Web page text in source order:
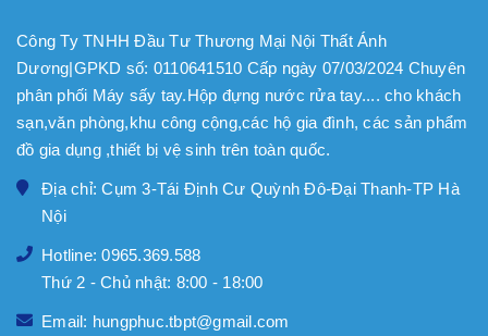
Công Ty TNHH Đầu Tư Thương Mại Nội Thất Ánh
Dương|GPKD số: 0110641510 Cấp ngày 07/03/2024 Chuyên
phân phối Máy sấy tay.Hộp đựng nước rửa tay.... cho khách
sạn,văn phòng,khu công cộng,các hộ gia đình, các sản phẩm
đồ gia dụng ,thiết bị vệ sinh trên toàn quốc.
Địa chỉ: Cụm 3-Tái Định Cư Quỳnh Đô-Đại Thanh-TP Hà
Nội
Hotline: 0965.369.588
Thứ 2 - Chủ nhật: 8:00 - 18:00
Email: hungphuc.tbpt@gmail.com